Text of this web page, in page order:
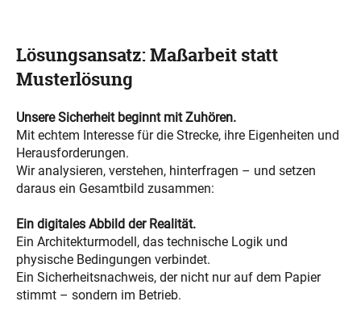
Lösungsansatz: Maßarbeit statt
Musterlösung
Unsere Sicherheit beginnt mit Zuhören.
Mit echtem Interesse für die Strecke, ihre Eigenheiten und
Herausforderungen.
Wir analysieren, verstehen, hinterfragen – und setzen
daraus ein Gesamtbild zusammen:
Ein digitales Abbild der Realität.
Ein Architekturmodell, das technische Logik und
physische Bedingungen verbindet.
Ein Sicherheitsnachweis, der nicht nur auf dem Papier
stimmt – sondern im Betrieb.